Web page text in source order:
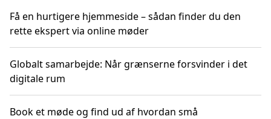
Få en hurtigere hjemmeside – sådan finder du den
rette ekspert via online møder
Globalt samarbejde: Når grænserne forsvinder i det
digitale rum
Book et møde og find ud af hvordan små